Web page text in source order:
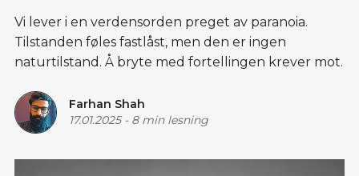
Vi lever i en verdensorden preget av paranoia.
Tilstanden føles fastlåst, men den er ingen
naturtilstand. Å bryte med fortellingen krever mot.
Farhan Shah
17.01.2025- 8 min lesning